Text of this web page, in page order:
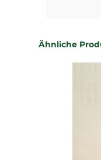
Produktgalerie
Ähnliche